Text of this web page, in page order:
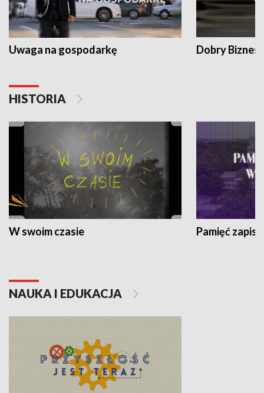
Uwaga na gospodarkę Dobry Biznes
HISTORIA
W swoim czasie Pamięć
NAUKA I EDUKACJA